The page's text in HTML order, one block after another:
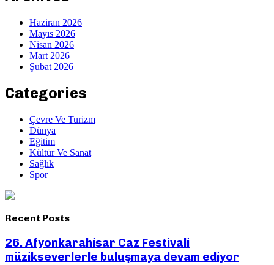
Haziran 2026
Mayıs 2026
Nisan 2026
Mart 2026
Şubat 2026
Categories
Çevre Ve Turizm
Dünya
Eğitim
Kültür Ve Sanat
Sağlık
Spor
Recent Posts
26. Afyonkarahisar Caz Festivali
müzikseverlerle buluşmaya devam ediyor